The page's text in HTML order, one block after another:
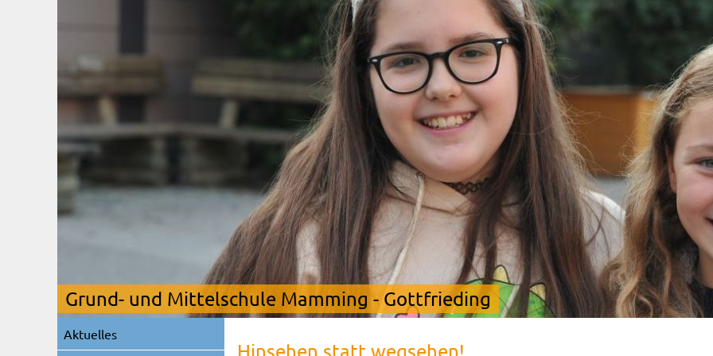
Grund- und Mittelschule Mamming - Gottfrieding
Hinsehen statt wegsehen!
Navigation
überspringen
Aktuelles